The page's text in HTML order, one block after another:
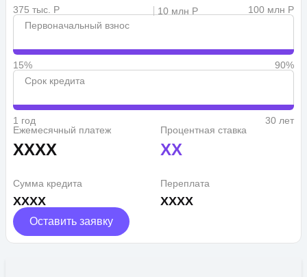
375 тыс. Р 10 млн Р
100 млн Р
Первоначальный взнос
15%
90%
Срок кредита
1 год
30 лет
Ежемесячный платеж
XXXX
Процентная ставка
XX
Сумма кредита
XXXX
Переплата
XXXX
Оставить заявку